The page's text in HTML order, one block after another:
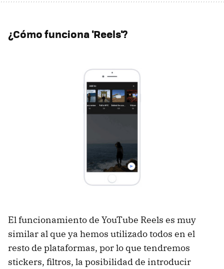
¿Cómo funciona 'Reels'?
El funcionamiento de YouTube Reels es muy
similar al que ya hemos utilizado todos en el
resto de plataformas, por lo que tendremos
stickers, filtros, la posibilidad de introducir